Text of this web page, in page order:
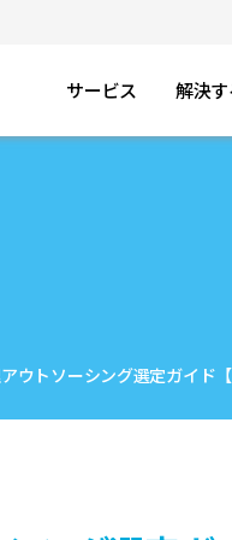
サービス 解決
ウトソーシング選定ガイド【